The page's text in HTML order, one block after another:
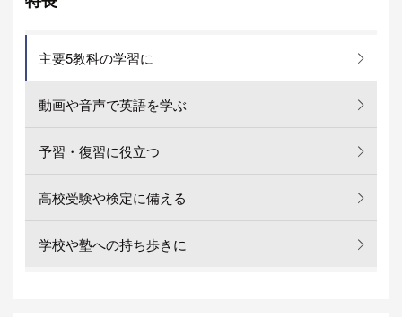
主要5教科の学習に
動画や音声で英語を学ぶ
予習・復習に役立つ
高校受験や検定に備える
学校や塾への持ち歩きに